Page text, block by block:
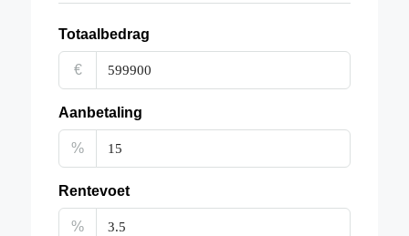
Totaalbedrag
€
Aanbetaling
%
Rentevoet
%